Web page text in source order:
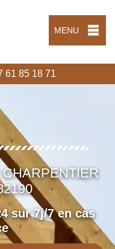
MENU
61 85 18 71
sur 7j/7 en cas